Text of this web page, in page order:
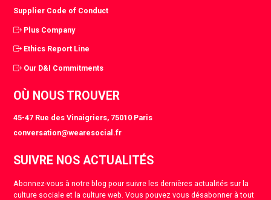
Supplier Code of Conduct
Plus Company
Ethics Report Line
Our D&I Commitments
OÙ NOUS TROUVER
45-47 Rue des Vinaigriers, 75010 Paris
conversation@wearesocial.fr
SUIVRE NOS ACTUALITÉS
Abonnez-vous à notre blog pour suivre les dernières actualités sur la
culture sociale et la culture web. Vous pouvez vous désabonner à tout